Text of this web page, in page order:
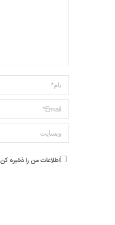
Name *
ایمیل *
وبسایت
اطلاعات من را ذخیره کن